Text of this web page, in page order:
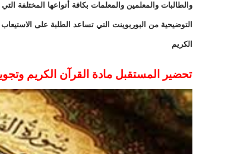
والطالبات والمعلمين والمعلمات بكافة أنواعها
التوضيحية من البوربوينت التي تساعد الطلبة على
الكريم
تحضير المستقبل مادة القرآن الكريم